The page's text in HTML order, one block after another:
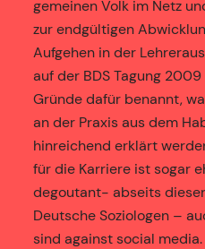
gemeinen Volk im Netz
zur endgültigen
Aufgehen in der
auf der BDS Tagung
Gründe dafür benannt,
an der Praxis aus dem
hinreichend erklärt
für die Karriere ist sogar
degoutant- abseits
Deutsche Soziologen –
sind against social